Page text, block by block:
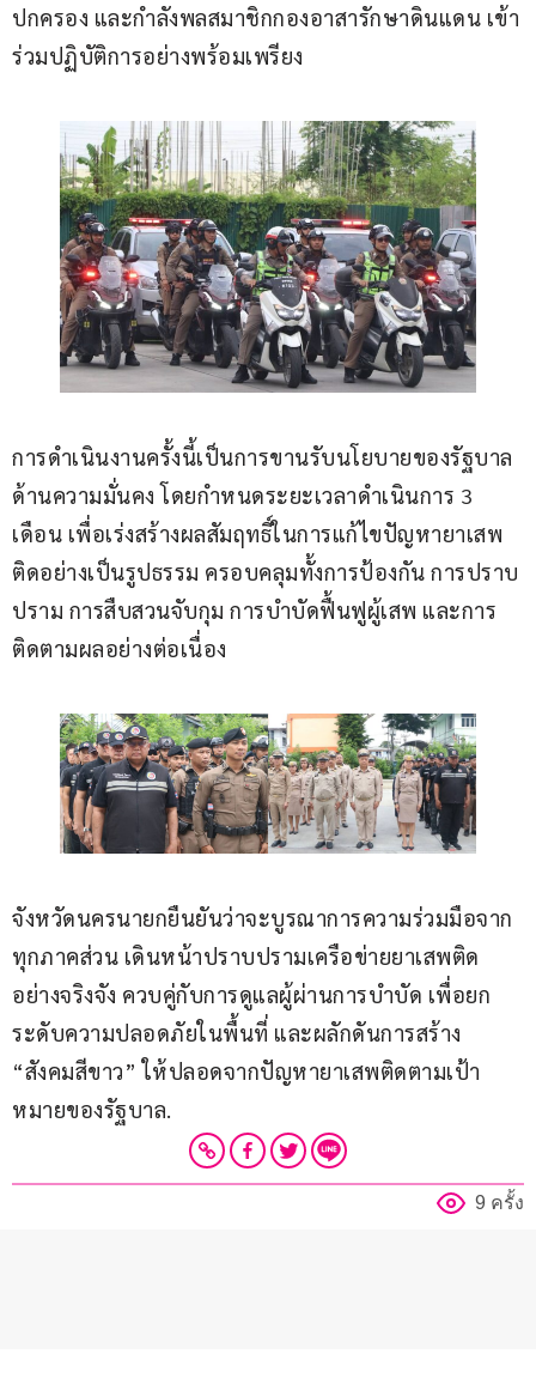
ปกครอง และกำลังพลสมาชิกกองอาสารักษาดินแดน เข้า
ร่วมปฏิบัติการอย่างพร้อมเพรียง
การดำเนินงานครั้งนี้เป็นการขานรับนโยบายของรัฐบาล
ด้านความมั่นคง โดยกำหนดระยะเวลาดำเนินการ 3
เดือน เพื่อเร่งสร้างผลสัมฤทธิ์ในการแก้ไขปัญหายาเสพ
ติดอย่างเป็นรูปธรรม ครอบคลุมทั้งการป้องกัน การปราบ
ปราม การสืบสวนจับกุม การบำบัดฟื้นฟูผู้เสพ และการ
ติดตามผลอย่างต่อเนื่อง
จังหวัดนครนายกยืนยันว่าจะบูรณาการความร่วมมือจาก
ทุกภาคส่วน เดินหน้าปราบปรามเครือข่ายยาเสพติด
อย่างจริงจัง ควบคู่กับการดูแลผู้ผ่านการบำบัด เพื่อยก
ระดับความปลอดภัยในพื้นที่ และผลักดันการสร้าง
“สังคมสีขาว” ให้ปลอดจากปัญหายาเสพติดตามเป้า
หมายของรัฐบาล.
9 ครั้ง